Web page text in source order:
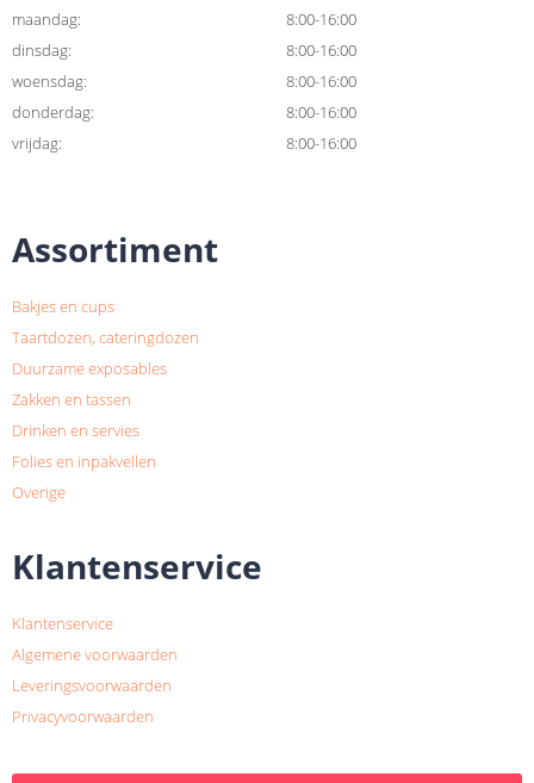
maandag:
8:00-16:00
dinsdag:
8:00-16:00
woensdag:
8:00-16:00
donderdag:
8:00-16:00
vrijdag:
8:00-16:00
Assortiment
Bakjes en cups
Taartdozen, cateringdozen
Duurzame exposables
Zakken en tassen
Drinken en servies
Folies en inpakvellen
Overige
Klantenservice
Klantenservice
Algemene voorwaarden
Leveringsvoorwaarden
Privacyvoorwaarden